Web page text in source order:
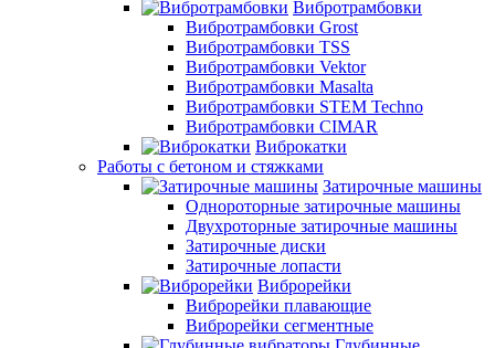
Вибротрамбовки
Вибротрамбовки Grost
Вибротрамбовки TSS
Вибротрамбовки Vektor
Вибротрамбовки Masalta
Вибротрамбовки STEM Techno
Вибротрамбовки CIMAR
Виброкатки
Работы с бетоном и стяжками
Затирочные машины
Однороторные затирочные машины
Двухроторные затирочные машины
Затирочные диски
Затирочные лопасти
Виброрейки
Виброрейки плавающие
Виброрейки сегментные